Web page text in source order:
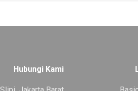
Hubungi Kami